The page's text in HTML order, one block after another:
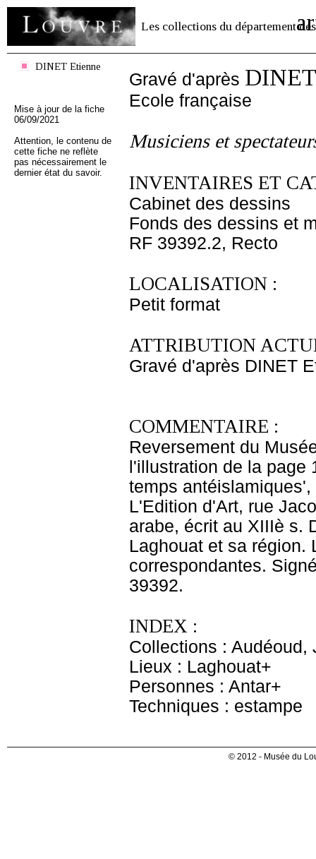
Les collections du département des
DINET Etienne
Mise à jour de la fiche
06/09/2021
Attention, le contenu de
cette fiche ne reflète
pas nécessairement le
dernier état du savoir.
Gravé d'après
Ecole française
Musiciens et
INVENTAIRES ET
Cabinet des dessins
Fonds des dessins et
RF 39392.2, Recto
LOCALISATION :
Petit format
ATTRIBUTION
Gravé d'après DINET
COMMENTAIRE :
Reversement du
l'illustration de la page
temps
L'Edition d'Art, rue
arabe, écrit au XIIIè s.
Laghouat et sa région.
correspondantes.
39392.
INDEX :
Collections : Audéoud,
Lieux : Laghouat+
Personnes : Antar+
Techniques : estampe
© 2012 - Musée du